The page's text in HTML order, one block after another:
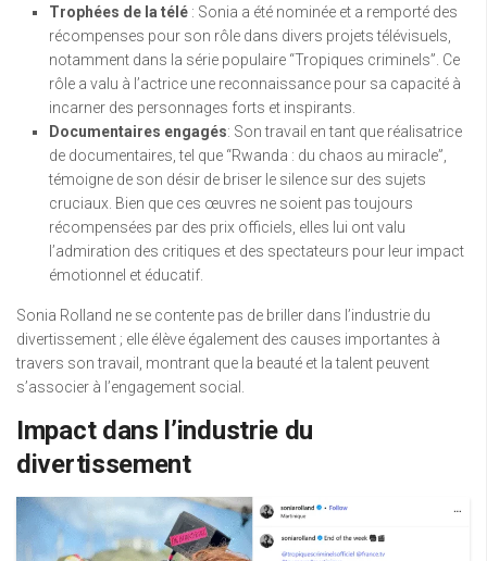
Trophées de la télé : Sonia a été nominée et a remporté des
récompenses pour son rôle dans divers projets télévisuels,
notamment dans la série populaire “Tropiques criminels”. Ce
rôle a valu à l’actrice une reconnaissance pour sa capacité à
incarner des personnages forts et inspirants.
Documentaires engagés: Son travail en tant que réalisatrice
de documentaires, tel que “Rwanda : du chaos au miracle”,
témoigne de son désir de briser le silence sur des sujets
cruciaux. Bien que ces œuvres ne soient pas toujours
récompensées par des prix officiels, elles lui ont valu
l’admiration des critiques et des spectateurs pour leur impact
émotionnel et éducatif.
Sonia Rolland ne se contente pas de briller dans l’industrie du
divertissement ; elle élève également des causes importantes à
travers son travail, montrant que la beauté et la talent peuvent
s’associer à l’engagement social.
Impact dans l’industrie du
divertissement